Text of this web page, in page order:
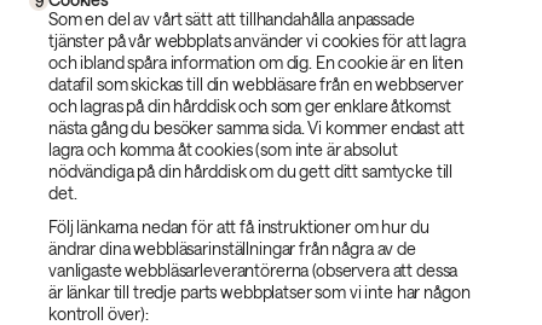
Som en del av vårt sätt att tillhandahålla anpassade
tjänster på vår webbplats använder vi cookies för att lagra
och ibland spåra information om dig. En cookie är en liten
datafil som skickas till din webbläsare från en webbserver
och lagras på din hårddisk och som ger enklare åtkomst
nästa gång du besöker samma sida. Vi kommer endast att
lagra och komma åt cookies (som inte är absolut
nödvändiga på din hårddisk om du gett ditt samtycke till
det.
Följ länkarna nedan för att få instruktioner om hur du
ändrar dina webbläsarinställningar från några av de
vanligaste webbläsarleverantörerna (observera att dessa
är länkar till tredje parts webbplatser som vi inte har någon
kontroll över):